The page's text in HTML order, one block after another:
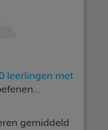
leerlingen met
gemiddeld